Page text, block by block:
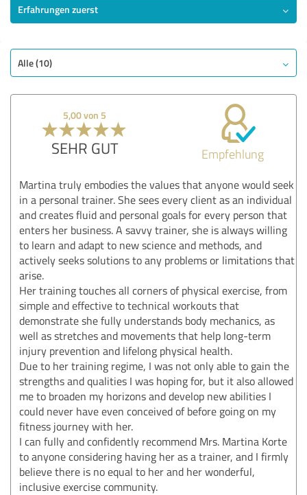
SEHR GUT
Nutzen
Leistungen
Durchführung
Methodik
Bewertung anzeigen
Erfahrungen zuerst
Alle (10)
5,00 von 5
SEHR GUT Empfehlung
Martina truly embodies the values that anyone would seek
in a personal trainer. She sees every client as an individual
and creates fluid and personal goals for every person that
enters her business. A savvy trainer, she is always willing
to learn and adapt to new science and methods, and
actively seeks solutions to any problems or limitations that
arise.
Her training touches all corners of physical exercise, from
simple and effective to technical workouts that
demonstrate she fully understands body mechanics, as
well as stretches and movements that help long-term
injury prevention and lifelong physical health.
Due to her training regime, I was not only able to gain the
strengths and qualities I was hoping for, but it also allowed
me to broaden my horizons and develop new abilities I
could never have even conceived of before going on my
fitness journey with her.
I can fully and confidently recommend Mrs. Martina Korte
to anyone considering having her as a trainer, and I firmly
believe there is no equal to her and her wonderful,
inclusive exercise community.